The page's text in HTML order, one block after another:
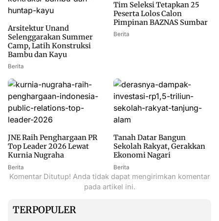
Arsitektur Unand
Selenggarakan Summer
Camp, Latih Konstruksi
Bambu dan Kayu
Berita
Tim Seleksi Tetapkan 25
Peserta Lolos Calon
Pimpinan BAZNAS Sumbar
Berita
JNE Raih Penghargaan PR
Top Leader 2026 Lewat
Kurnia Nugraha
Berita
Tanah Datar Bangun
Sekolah Rakyat, Gerakkan
Ekonomi Nagari
Berita
Komentar Ditutup! Anda tidak dapat mengirimkan komentar
pada artikel ini.
TERPOPULER